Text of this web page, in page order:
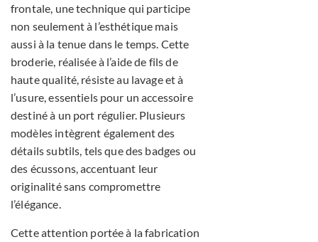
frontale, une technique qui participe
non seulement à l’esthétique mais
aussi à la tenue dans le temps. Cette
broderie, réalisée à l’aide de fils de
haute qualité, résiste au lavage et à
l’usure, essentiels pour un accessoire
destiné à un port régulier. Plusieurs
modèles intègrent également des
détails subtils, tels que des badges ou
des écussons, accentuant leur
originalité sans compromettre
l’élégance.
Cette attention portée à la fabrication